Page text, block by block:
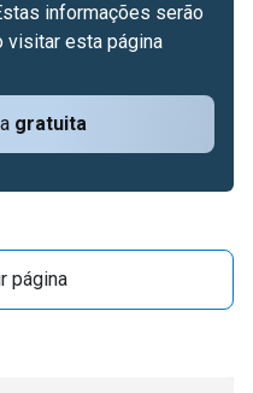
gratuita
informações serão
visitar esta página
página